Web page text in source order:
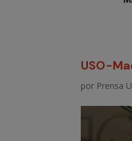
USO-
por Prensa